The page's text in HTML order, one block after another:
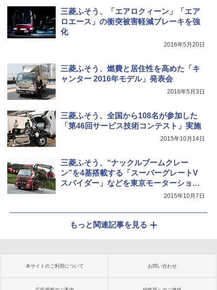
三菱ふそう、「エアロクィーン」「エア
ロエース」の衝突被害軽減ブレーキを強
化
2016年5月20日
三菱ふそう、燃費と居住性を高めた「キ
ャンター 2016年モデル」発表会
2016年5月3日
三菱ふそう、全国から108名が参加した
「第46回サービス技術コンテスト」実施
2015年10月14日
三菱ふそう、“ナックルブームクレー
ン”を4基搭載する「スーパーグレートV
スパイダー」などを東京モーターショー2
2015年10月7日
もっと関連記事を見る
本サイトのご利用について お問い合わせ